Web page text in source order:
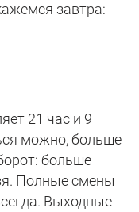
завтра:
21 час и 9
можно, больше
больше
Полные смены
Выходные